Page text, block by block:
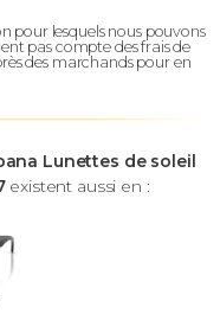
pour lesquels nous pouvons
pas compte des frais de
des marchands pour en
Lunettes de soleil
existent aussi en :